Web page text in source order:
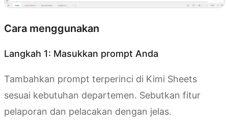
Cara menggunakan
Langkah 1: Masukkan prompt Anda
Tambahkan prompt terperinci di Kimi Sheets
sesuai kebutuhan departemen. Sebutkan fitur
pelaporan dan pelacakan dengan jelas.